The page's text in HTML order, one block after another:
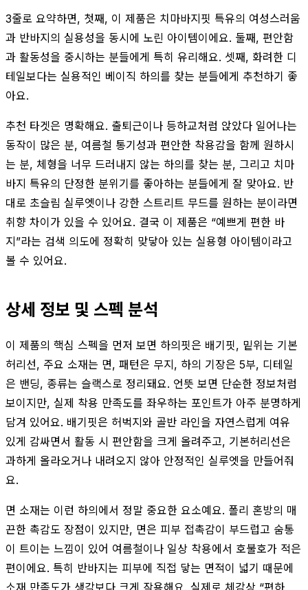
3줄로 요약하면, 첫째, 이 제품은 치마바지핏 특유의 여성스러움
과 반바지의 실용성을 동시에 노린 아이템이에요. 둘째, 편안함
과 활동성을 중시하는 분들에게 특히 유리해요. 셋째, 화려한 디
테일보다는 실용적인 베이직 하의를 찾는 분들에게 추천하기 좋
아요.
추천 타겟은 명확해요. 출퇴근이나 등하교처럼 앉았다 일어나는
동작이 많은 분, 여름철 통기성과 편안한 착용감을 함께 원하시
는 분, 체형을 너무 드러내지 않는 하의를 찾는 분, 그리고 치마
바지 특유의 단정한 분위기를 좋아하는 분들에게 잘 맞아요. 반
대로 초슬림 실루엣이나 강한 스트리트 무드를 원하는 분이라면
취향 차이가 있을 수 있어요. 결국 이 제품은 “예쁘게 편한 바
지”라는 검색 의도에 정확히 맞닿아 있는 실용형 아이템이라고
볼 수 있어요.
상세 정보 및 스펙 분석
이 제품의 핵심 스펙을 먼저 보면 하의핏은 배기핏, 밑위는 기본
허리선, 주요 소재는 면, 패턴은 무지, 하의 기장은 5부, 디테일
은 밴딩, 종류는 슬랙스로 정리돼요. 언뜻 보면 단순한 정보처럼
보이지만, 실제 착용 만족도를 좌우하는 포인트가 아주 분명하게
담겨 있어요. 배기핏은 허벅지와 골반 라인을 자연스럽게 여유
있게 감싸면서 활동 시 편안함을 크게 올려주고, 기본허리선은
과하게 올라오거나 내려오지 않아 안정적인 실루엣을 만들어줘
요.
면 소재는 이런 하의에서 정말 중요한 요소예요. 폴리 혼방의 매
끈한 촉감도 장점이 있지만, 면은 피부 접촉감이 부드럽고 숨통
이 트이는 느낌이 있어 여름철이나 일상 착용에서 호불호가 적은
편이에요. 특히 반바지는 피부에 직접 닿는 면적이 넓기 때문에
소재 만족도가 생각보다 크게 작용해요. 실제로 체감상 “편하